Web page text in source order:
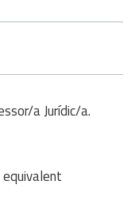
a Jurídic/a.